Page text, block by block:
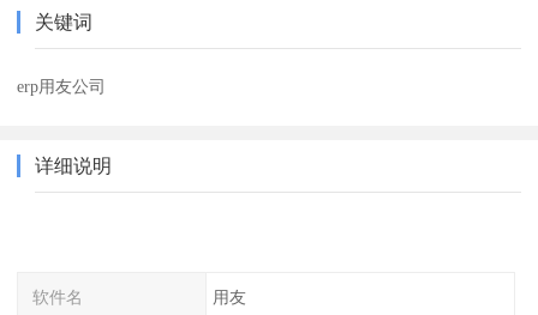
关键词
erp用友公司
详细说明
软件名 用友